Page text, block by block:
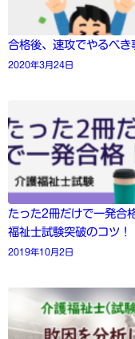
合格後、速攻でやるべき
2020年3月24日
たった2冊だけで一発合
福祉士試験突破のコツ！
2019年10月2日